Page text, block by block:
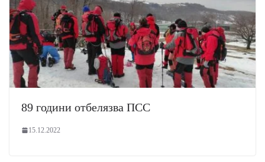
89 години отбелязва ПСС
15.12.2022